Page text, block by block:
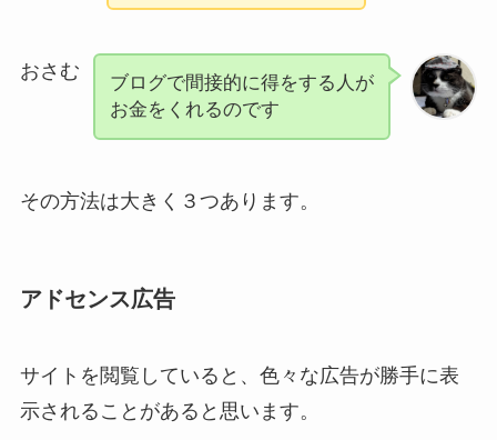
おさむ
ブログで間接的に得をする人が
お金をくれるのです
その方法は大きく３つあります。
アドセンス広告
サイトを閲覧していると、色々な広告が勝手に表
示されることがあると思います。